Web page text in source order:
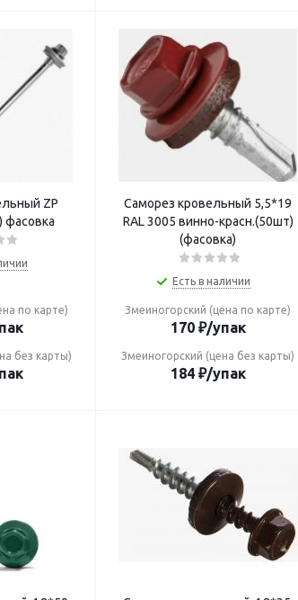
ZP
фасовка
по карте)
без карты)
Саморез кровельный 5,5*19
RAL 3005 винно-красн.(50шт)
(фасовка)
Есть в наличии
Змеиногорский (цена по карте)
170₽/упак
Змеиногорский (цена без карты)
184₽/упак